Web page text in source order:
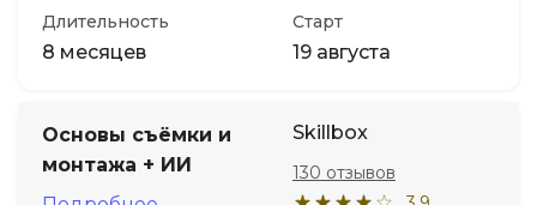
Длительность
8 месяцев
Старт
19 августа
Основы съёмки и
монтажа + ИИ
Skillbox
130 отзывов
Детям